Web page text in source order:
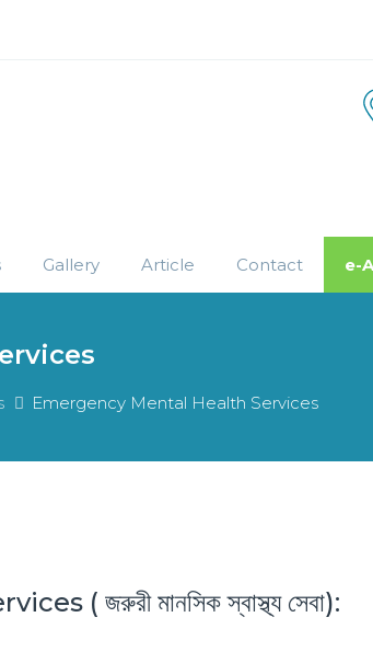
Gallery Article Contact e-
Emergency Mental Health Services
জরুরী মানসিক স্বাস্থ্য সেবা):